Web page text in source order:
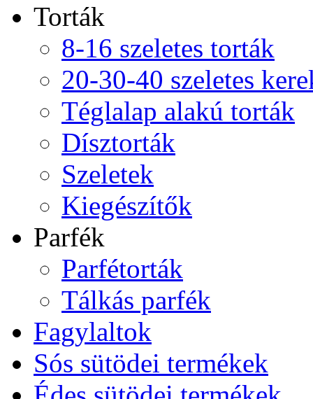
Torták
8-16 szeletes torták
20-30-40 szeletes
Téglalap alakú torták
Dísztorták
Szeletek
Kiegészítők
Parfék
Parfétorták
Tálkás parfék
Fagylaltok
Sós sütödei termékek